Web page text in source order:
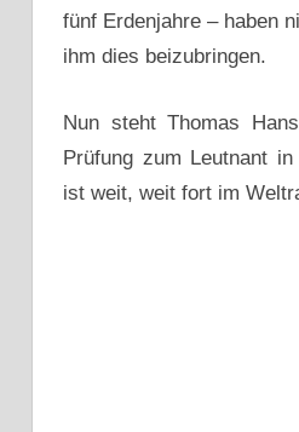
fünf Erdenjahre – haben
ihm dies beizubringen.
Nun steht Thomas
Prüfung zum Leutnant
ist weit, weit fort im